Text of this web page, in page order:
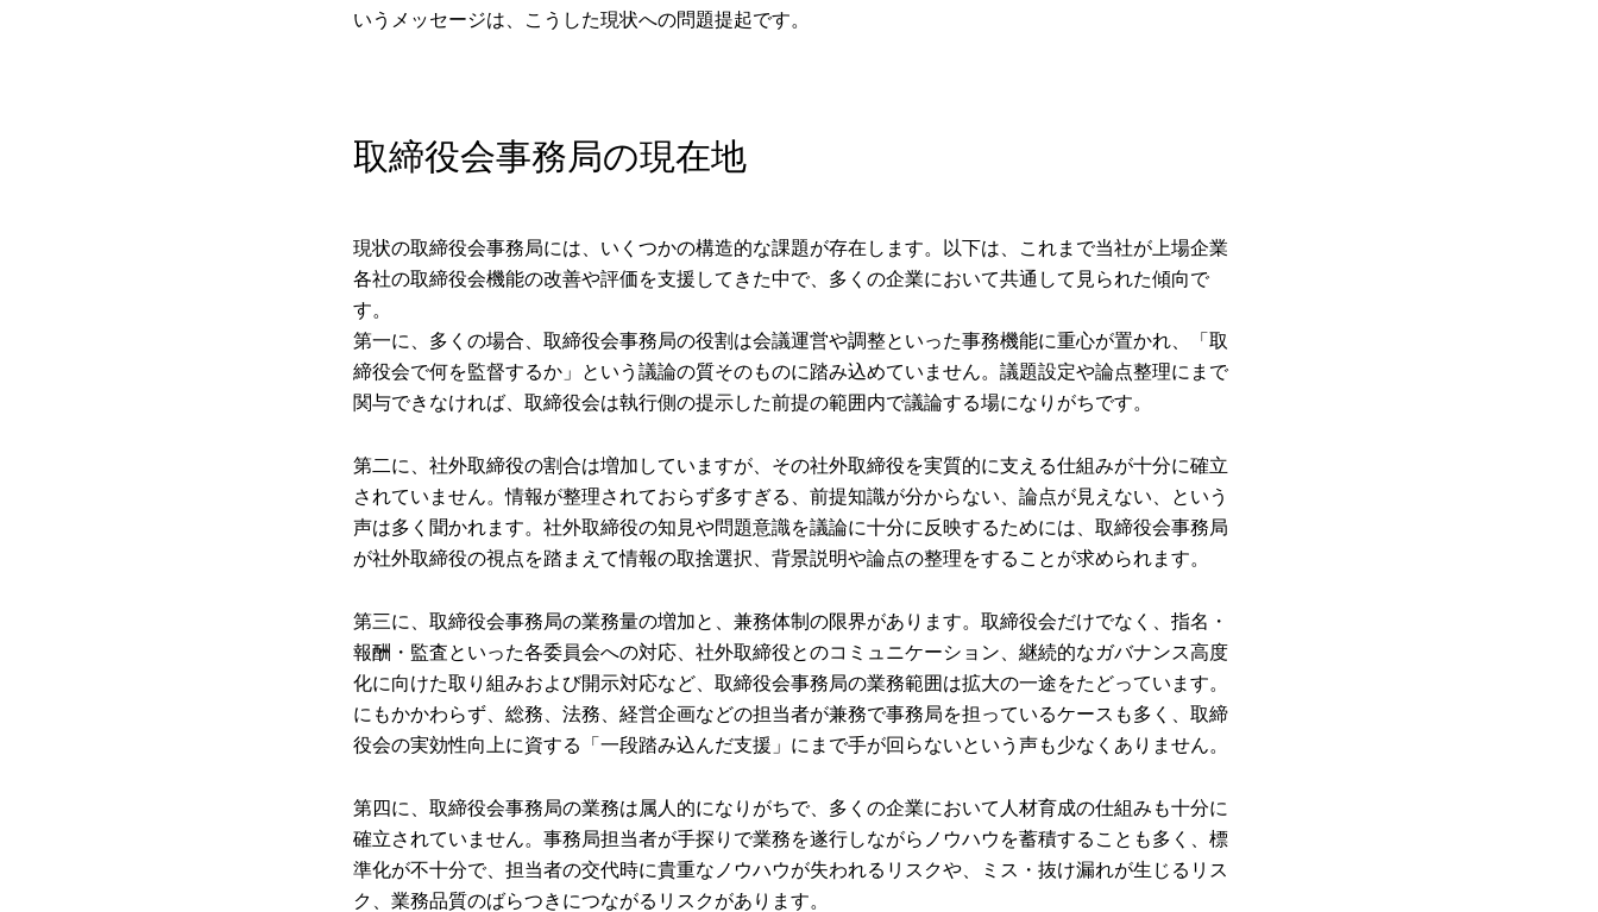
いうメッセージは、こうした現状への問題提起です。
取締役会事務局の現在地
現状の取締役会事務局には、いくつかの構造的な課題が存在します。以下は、これまで当社が上場企業
各社の取締役会機能の改善や評価を支援してきた中で、多くの企業において共通して見られた傾向で
す。
第一に、多くの場合、取締役会事務局の役割は会議運営や調整といった事務機能に重心が置かれ、「取
締役会で何を監督するか」という議論の質そのものに踏み込めていません。議題設定や論点整理にまで
関与できなければ、取締役会は執行側の提示した前提の範囲内で議論する場になりがちです。
第二に、社外取締役の割合は増加していますが、その社外取締役を実質的に支える仕組みが十分に確立
されていません。情報が整理されておらず多すぎる、前提知識が分からない、論点が見えない、という
声は多く聞かれます。社外取締役の知見や問題意識を議論に十分に反映するためには、取締役会事務局
が社外取締役の視点を踏まえて情報の取捨選択、背景説明や論点の整理をすることが求められます。
第三に、取締役会事務局の業務量の増加と、兼務体制の限界があります。取締役会だけでなく、指名・
報酬・監査といった各委員会への対応、社外取締役とのコミュニケーション、継続的なガバナンス高度
化に向けた取り組みおよび開示対応など、取締役会事務局の業務範囲は拡大の一途をたどっています。
にもかかわらず、総務、法務、経営企画などの担当者が兼務で事務局を担っているケースも多く、取締
役会の実効性向上に資する「一段踏み込んだ支援」にまで手が回らないという声も少なくありません。
第四に、取締役会事務局の業務は属人的になりがちで、多くの企業において人材育成の仕組みも十分に
確立されていません。事務局担当者が手探りで業務を遂行しながらノウハウを蓄積することも多く、標
準化が不十分で、担当者の交代時に貴重なノウハウが失われるリスクや、ミス・抜け漏れが生じるリス
ク、業務品質のばらつきにつながるリスクがあります。